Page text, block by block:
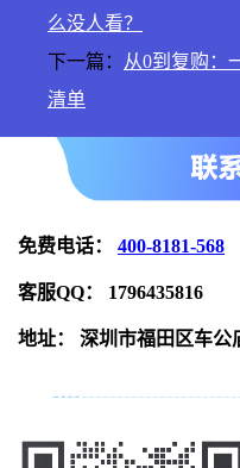
么没人看？
下一篇：
从0到复购：
清单
免费电话： 400-8181-568
客服QQ： 1796435816
地址： 深圳市福田区车